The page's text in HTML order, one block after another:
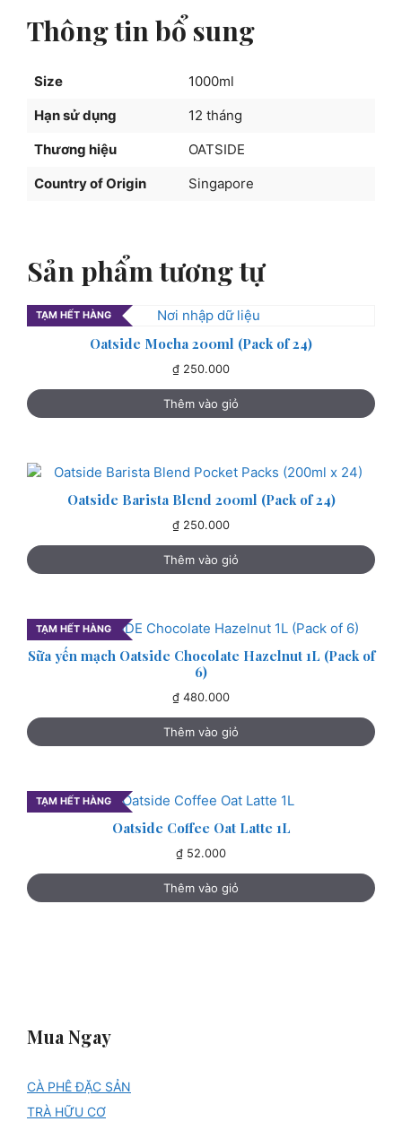
(Pack
of
Thông tin bổ sung
Size
1000ml
Hạn sử dụng
12 tháng
Thương hiệu
OATSIDE
Country of Origin
Singapore
Sản phẩm tương tự
TẠM HẾT HÀNG
Oatside Mocha 200ml (Pack of 24)
₫ 250.000
Thêm vào giỏ
Oatside Barista Blend 200ml (Pack of 24)
₫ 250.000
Thêm vào giỏ
TẠM HẾT HÀNG
Sữa yến mạch Oatside Chocolate Hazelnut 1L (Pack of
6)
₫ 480.000
Thêm vào giỏ
TẠM HẾT HÀNG
Oatside Coffee Oat Latte 1L
₫ 52.000
Thêm vào giỏ
Mua Ngay
CÀ PHÊ ĐẶC SẢN
TRÀ HỮU CƠ